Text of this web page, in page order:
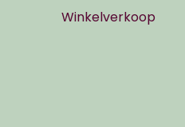
Winkelverkoop